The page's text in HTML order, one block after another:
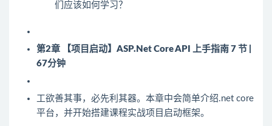
们应该如何学习？
第2章 【项目启动】ASP.Net Core API 上手指南 7 节 |
67分钟
工欲善其事，必先利其器。本章中会简单介绍.net core
平台，并开始搭建课程实战项目启动框架。